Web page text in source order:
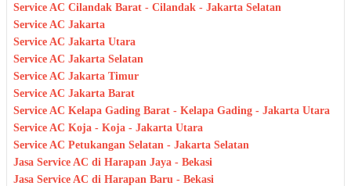
Service AC Cilandak Barat - Cilandak - Jakarta Selatan
Service AC Jakarta
Service AC Jakarta Utara
Service AC Jakarta Selatan
Service AC Jakarta Timur
Service AC Jakarta Barat
Service AC Kelapa Gading Barat - Kelapa Gading - Jakarta Utara
Service AC Koja - Koja - Jakarta Utara
Service AC Petukangan Selatan - Jakarta Selatan
Jasa Service AC di Harapan Jaya - Bekasi
Jasa Service AC di Harapan Baru - Bekasi